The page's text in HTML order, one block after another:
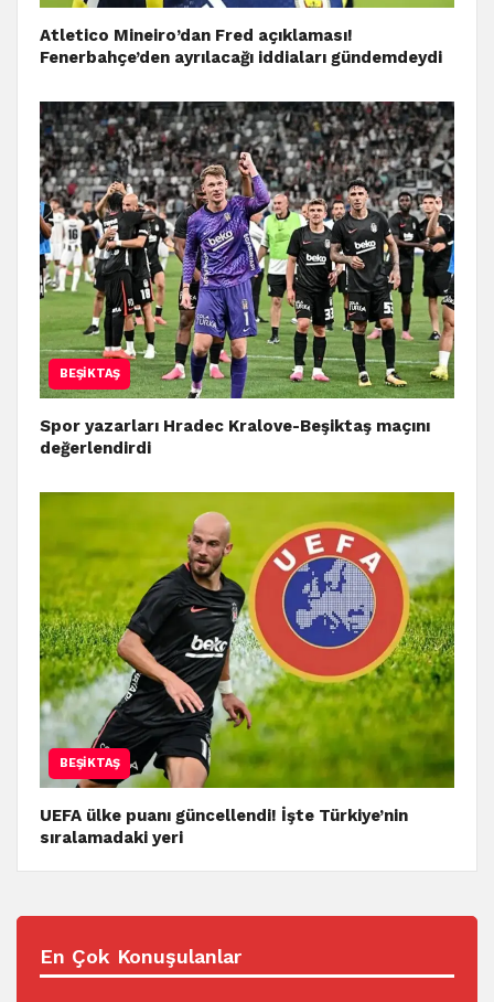
Atletico Mineiro’dan Fred açıklaması!
Fenerbahçe’den ayrılacağı iddiaları gündemdeydi
BEŞIKTAŞ
Spor yazarları Hradec Kralove-Beşiktaş maçını
değerlendirdi
BEŞIKTAŞ
UEFA ülke puanı güncellendi! İşte Türkiye’nin
sıralamadaki yeri
En Çok Konuşulanlar